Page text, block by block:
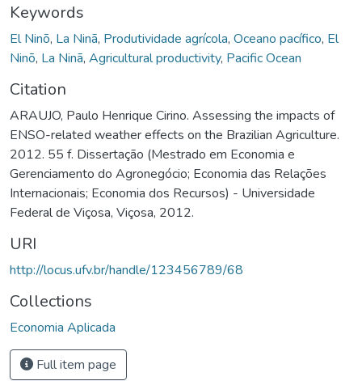
Keywords
El Ninõ, La Ninã, Produtividade agrícola, Oceano pacífico, El
Ninõ, La Ninã, Agricultural productivity, Pacific Ocean
Citation
ARAUJO, Paulo Henrique Cirino. Assessing the impacts of
ENSO-related weather effects on the Brazilian Agriculture.
2012. 55 f. Dissertação (Mestrado em Economia e
Gerenciamento do Agronegócio; Economia das Relações
Internacionais; Economia dos Recursos) - Universidade
Federal de Viçosa, Viçosa, 2012.
URI
http://locus.ufv.br/handle/123456789/68
Collections
Economia Aplicada
Full item page